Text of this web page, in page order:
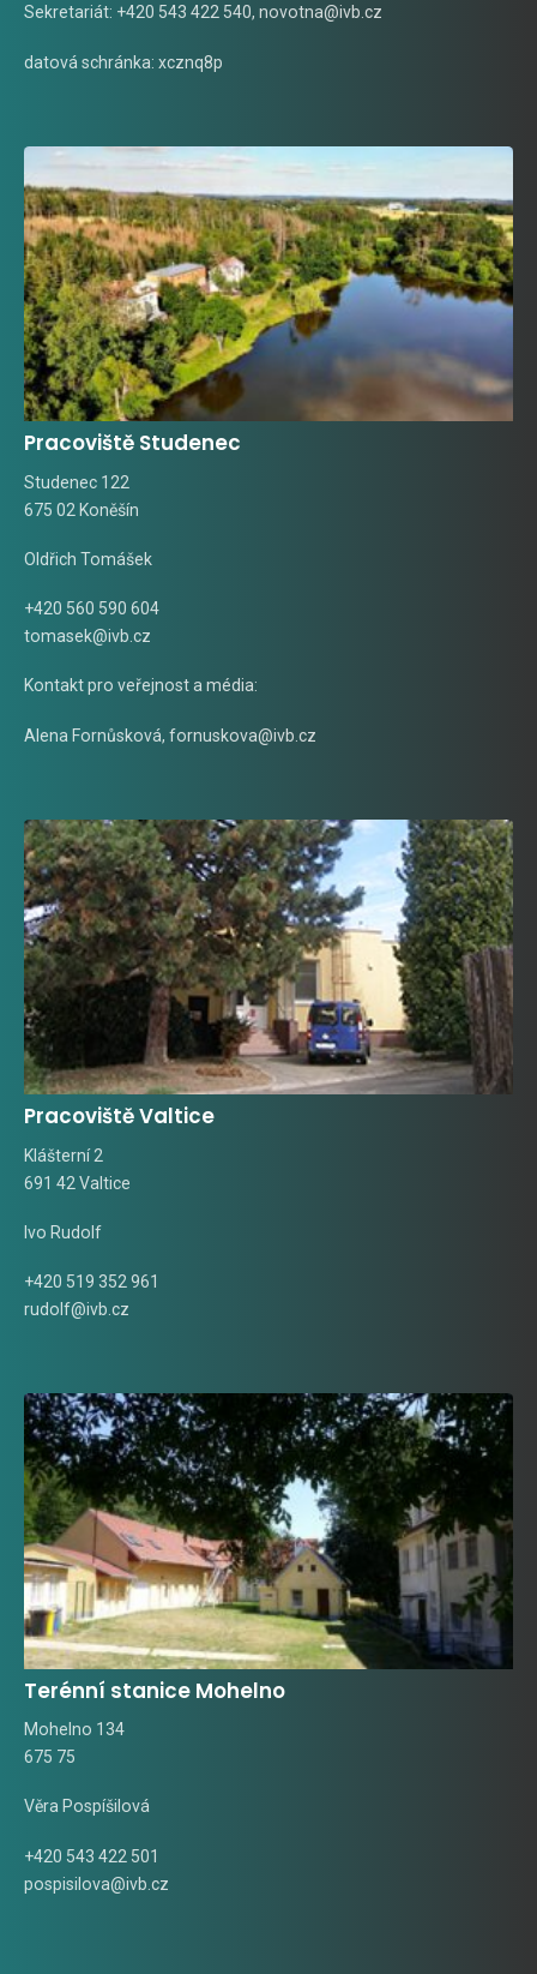
Sekretariát: +420 543 422 540, novotna@ivb.cz
datová schránka: xcznq8p
Pracoviště Studenec
Studenec 122
675 02 Koněšín
Oldřich Tomášek
+420 560 590 604
tomasek@ivb.cz
Kontakt pro veřejnost a média:
Alena Fornůsková, fornuskova@ivb.cz
Pracoviště Valtice
Klášterní 2
691 42 Valtice
Ivo Rudolf
+420 519 352 961
rudolf@ivb.cz
Terénní stanice Mohelno
Mohelno 134
675 75
Věra Pospíšilová
+420 543 422 501
pospisilova@ivb.cz